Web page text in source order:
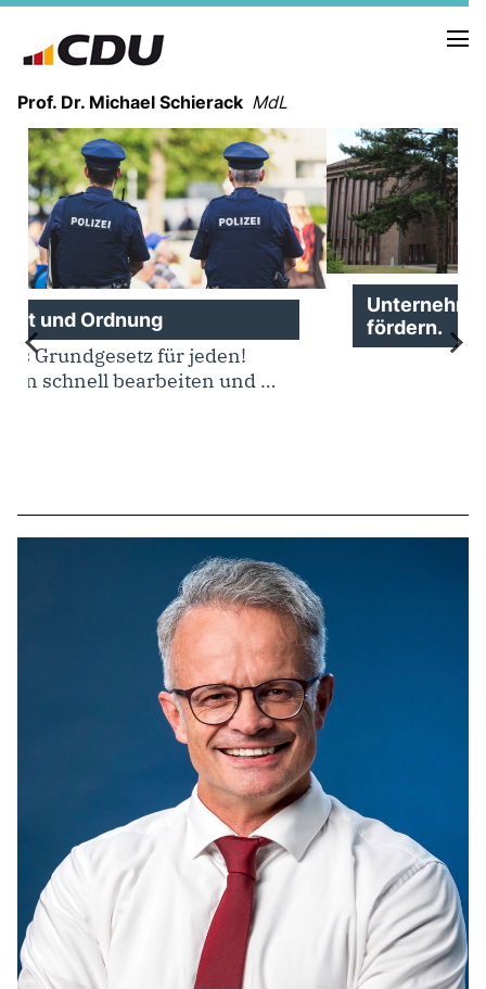
Prof. Dr. Michael Schierack MdL
NEUIGKEITEN
TERMINE
LEBENSLAUF
HEIMAT UND WERTE
AUSBILDUNG UND WEGMARKEN
BERUFUNG UND MENSCH
MEINE 10 PUNKTE
PRAKTIKUM
LINKS
Unternehmertum und Kreativität
fördern.